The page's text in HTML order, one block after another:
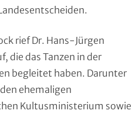
rief Dr. Hans-Jürgen
die das Tanzen in der
begleitet haben. Darunter
ehemaligen
Kultusministerium sowie